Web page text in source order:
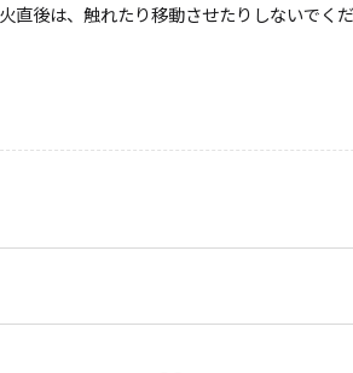
直後は、触れたり移動させたりしないでくだ